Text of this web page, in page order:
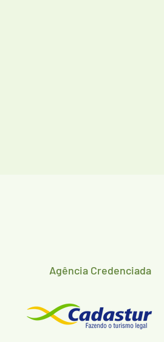
Agência Credenciada